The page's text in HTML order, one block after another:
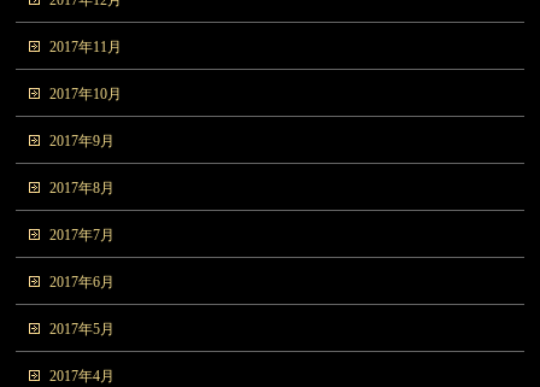
2017年11月
2017年10月
2017年9月
2017年8月
2017年7月
2017年6月
2017年5月
2017年4月